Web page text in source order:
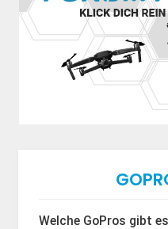
Welche GoPros gibt